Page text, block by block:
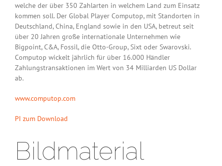
welche der über 350 Zahlarten in welchem Land zum Einsatz
kommen soll. Der Global Player Computop, mit Standorten in
Deutschland, China, England sowie in den USA, betreut seit
über 20 Jahren große internationale Unternehmen wie
Bigpoint, C&A, Fossil, die Otto-Group, Sixt oder Swarovski.
Computop wickelt jährlich für über 16.000 Händler
Zahlungstransaktionen im Wert von 34 Milliarden US Dollar
ab.
www.computop.com
PI zum Download
Bildmaterial